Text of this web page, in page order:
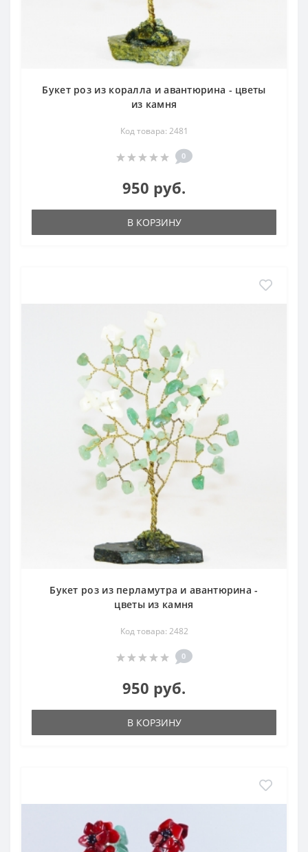
Букет роз из коралла и авантюрина - цветы
из камня
Код товара: 2481
0
950 руб.
В КОРЗИНУ
Букет роз из перламутра и авантюрина -
цветы из камня
Код товара: 2482
0
950 руб.
В КОРЗИНУ